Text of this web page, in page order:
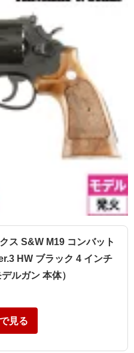
ス S&W M19 コンバット
HW ブラック 4 インチ
デルガン 本体）
見る